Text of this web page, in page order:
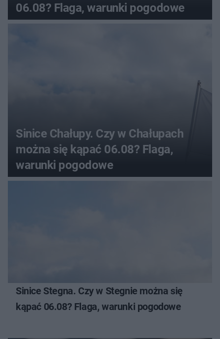
06.08? Flaga, warunki pogodowe
Sinice Chałupy. Czy w Chałupach
można się kąpać 06.08? Flaga,
warunki pogodowe
Sinice Stegna. Czy w Stegnie można się
kąpać 06.08? Flaga, warunki pogodowe